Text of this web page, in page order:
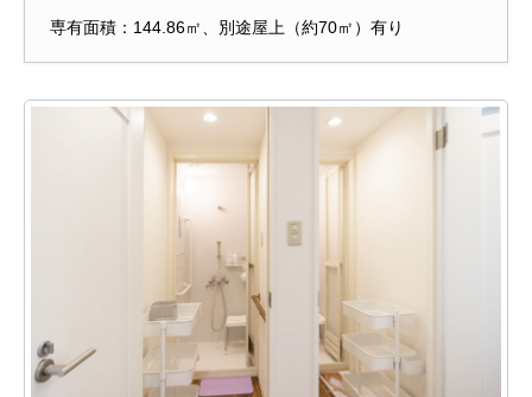
専有面積：144.86㎡、別途屋上（約70㎡）有り